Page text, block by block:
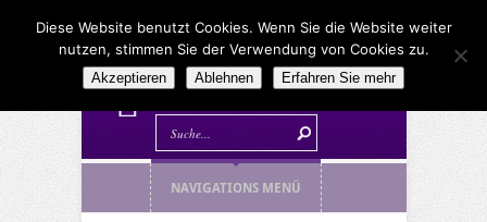
NAVIGATIONS MENÜ
Diese Website benutzt Cookies. Wenn Sie die Website weiter
nutzen, stimmen Sie der Verwendung von Cookies zu.
Akzeptieren Ablehnen Erfahren Sie mehr